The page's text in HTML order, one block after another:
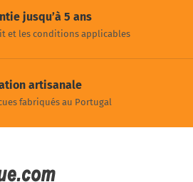
jusqu’à 5 ans
et les conditions applicables
artisanale
fabriqués au Portugal